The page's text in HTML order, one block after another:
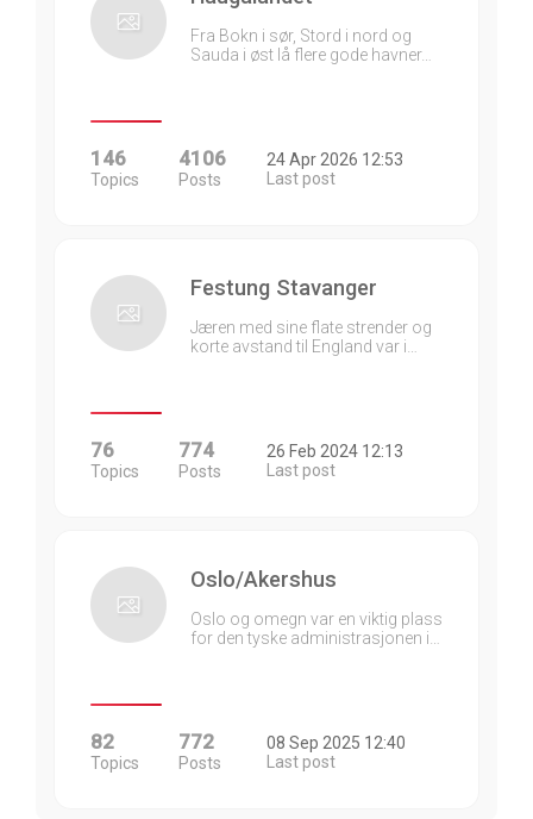
Fra Bokn i sør, Stord i nord og
Sauda i øst lå flere gode havner…
146
Topics
4106
Posts
24 Apr 2026 12:53
Last post
Festung Stavanger
Jæren med sine flate strender og
korte avstand til England var i…
76
Topics
774
Posts
26 Feb 2024 12:13
Last post
Oslo/Akershus
Oslo og omegn var en viktig plass
for den tyske administrasjonen i…
82
Topics
772
Posts
08 Sep 2025 12:40
Last post